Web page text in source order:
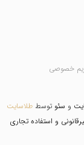
خصوصی
و سئو توسط طلاسایت
و استفاده تجاری